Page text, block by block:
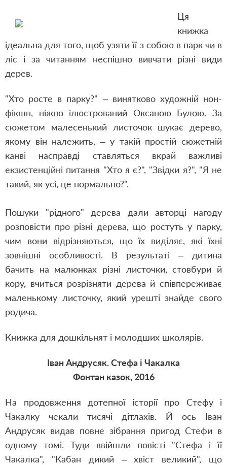
Ця
книжка
ідеальна для того, щоб узяти її з собою в парк чи в
ліс і за читанням неспішно вивчати різні види
дерев.
"Хто росте в парку?" – винятково художній нон-
фікшн, ніжно ілюстрований Оксаною Булою. За
сюжетом малесенький листочок шукає дерево,
якому він належить, – у такій простій сюжетній
канві насправді ставляться вкрай важливі
екзистенційні питання "Хто я є?", "Звідки я?", "Я не
такий, як усі, це нормально?".
Пошуки "рідного" дерева дали авторці нагоду
розповісти про різні дерева, що ростуть у парку,
чим вони відрізняються, що їх виділяє, які їхні
зовнішні особливості. В результаті – дитина
бачить на малюнках різні листочки, стовбури й
кору, вчиться розрізняти дерева й співпереживає
маленькому листочку, який урешті знайде свого
родича.
Книжка для дошкільнят і молодших школярів.
Іван Андрусяк. Стефа і Чакалка
Фонтан казок, 2016
На продовження дотепної історії про Стефу і
Чакалку чекали тисячі дітлахів. Й ось Іван
Андрусяк видав повне зібрання пригод Стефи в
одному томі. Туди ввійшли повісті "Стефа і її
Чакалка", "Кабан дикий – хвіст великий", що